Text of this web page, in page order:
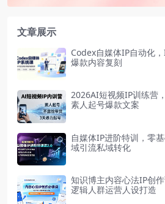
文章展示
Codex自媒体IP自动化
爆款内容复刻
2026AI短视频IP训练营
素人起号爆款文案
自媒体IP进阶特训，零
域引流私域转化
知识博主内容心法IP创
逻辑人群运营人设打造